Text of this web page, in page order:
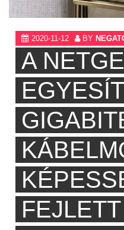
2020-11-12 BY
A